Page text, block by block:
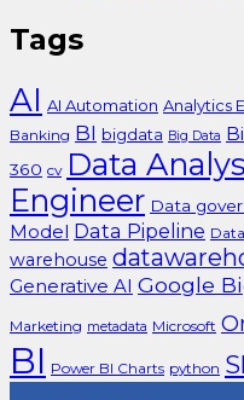
Tags
AI AI Automation Analytics
Banking BI bigdata Big Data
360 cv Data
Engineer Data
Model Data Pipeline
warehouse
Generative AI Google
Marketing metadata Microsoft
BI Power BI Charts python